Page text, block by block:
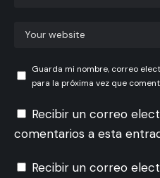
Guarda mi nombre, correo
para la próxima vez que
Recibir un correo
comentarios a esta
Recibir un correo